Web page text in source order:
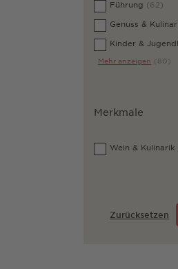
Führung (62)
Genuss &
Kinder &
Mehr anzeigen (80)
Merkmale
Wein & Kulinarik
Zurücksetzen